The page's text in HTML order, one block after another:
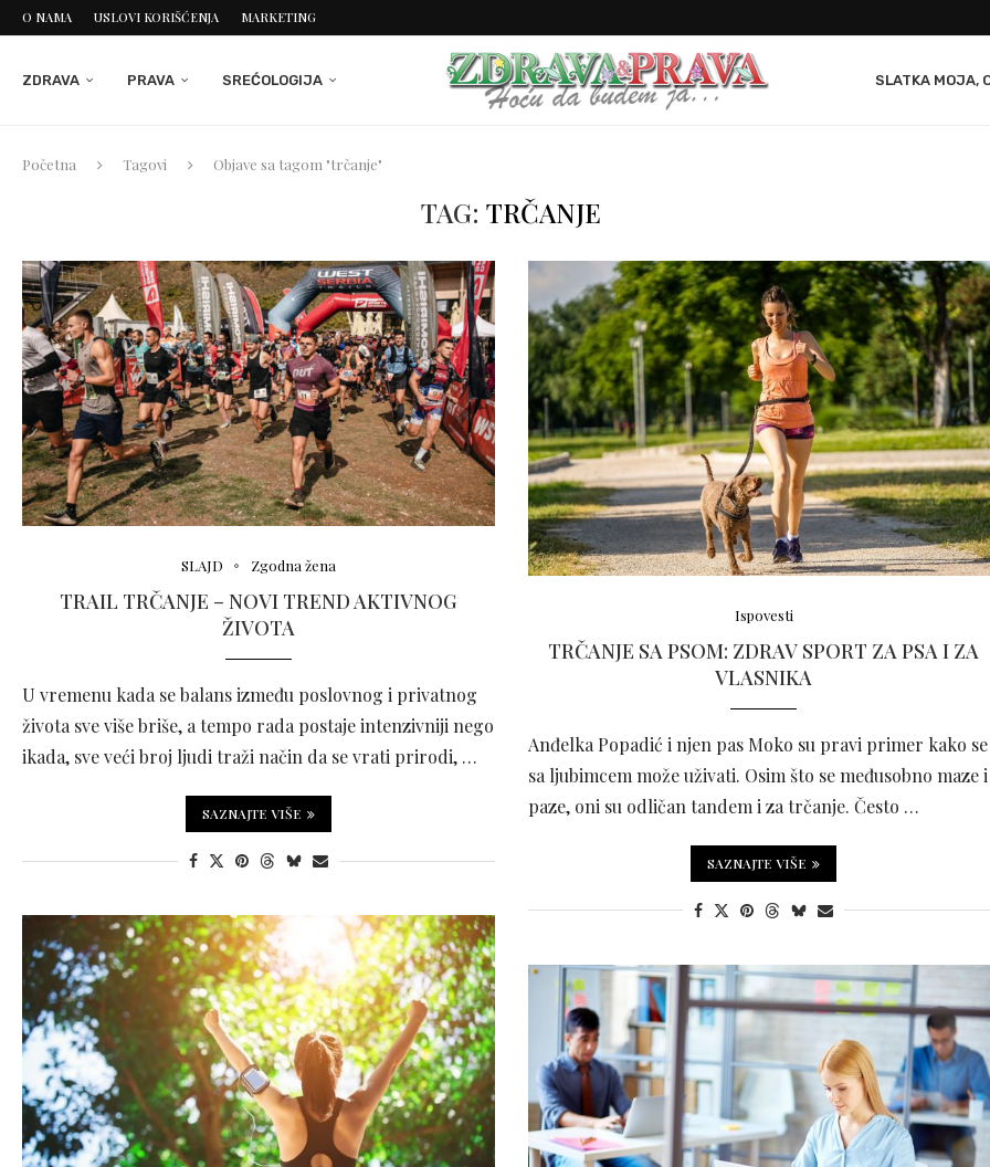
O NAMA USLOVI KORIŠĆENJA MARKETING
ZDRAVA PRAVA SREĆOLOGIJA SLATKA MOJA,
Početna Tagovi Objave sa tagom "trčanje"
TAG:TRČANJE
SLAJD Zgodna žena
TRAIL TRČANJE – NOVI TREND AKTIVNOG
ŽIVOTA
U vremenu kada se balans između poslovnog i privatnog
života sve više briše, a tempo rada postaje intenzivniji nego
ikada, sve veći broj ljudi traži način da se vrati prirodi, …
SAZNAJTE VIŠE
Ispovesti
TRČANJE SA PSOM: ZDRAV SPORT ZA PSA I ZA
VLASNIKA
Anđelka Popadić i njen pas Moko su pravi primer kako se
sa ljubimcem može uživati. Osim što se međusobno maze i
paze, oni su odličan tandem i za trčanje. Često …
SAZNAJTE VIŠE